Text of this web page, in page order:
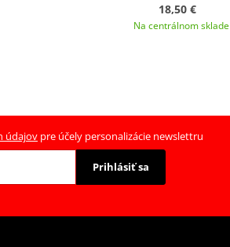
18,50 €
Na centrálnom sklade
údajov pre účely personalizácie newslettru
Prihlásiť sa